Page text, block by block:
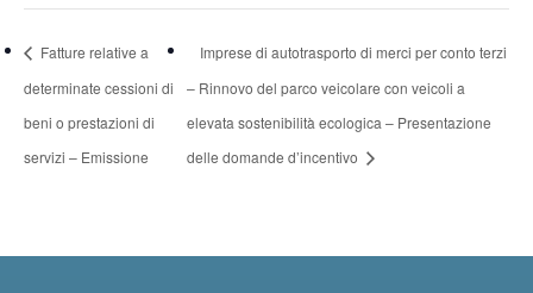
Fatture relative a
determinate cessioni di
beni o prestazioni di
servizi – Emissione
Imprese di autotrasporto di merci per conto terzi
– Rinnovo del parco veicolare con veicoli a
elevata sostenibilità ecologica – Presentazione
delle domande d’incentivo